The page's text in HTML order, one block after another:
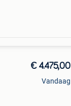
€ 4.475,00
Vandaag